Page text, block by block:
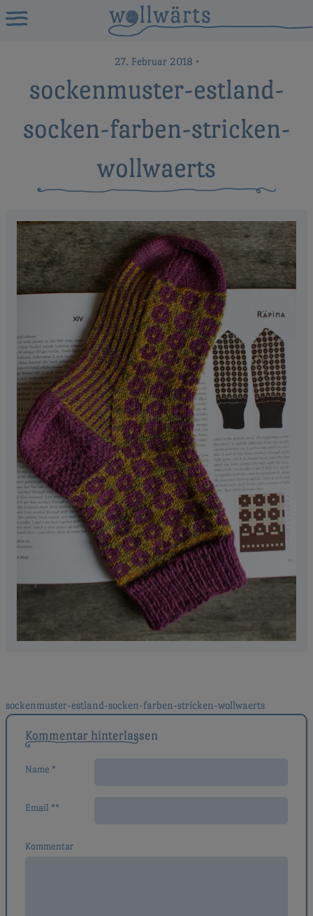
27. Februar 2018 •
sockenmuster-estland-
socken-farben-stricken-
wollwaerts
Beitragsnavigation
sockenmuster-estland-socken-farben-stricken-wollwaerts
Kommentar hinterlassen
Name *
Email **
Kommentar